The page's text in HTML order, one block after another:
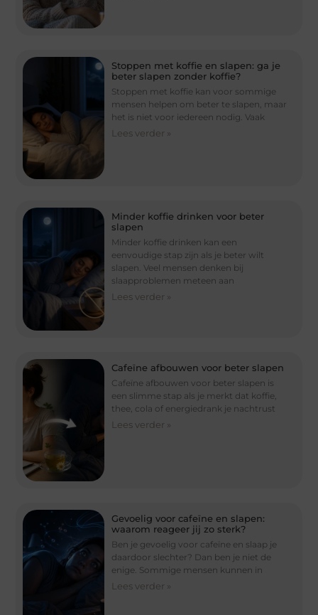
Stoppen met koffie en slapen: ga je
beter slapen zonder koffie?
Stoppen met koffie kan voor sommige
mensen helpen om beter te slapen, maar
het is niet voor iedereen nodig. Vaak
Lees verder »
Minder koffie drinken voor beter
slapen
Minder koffie drinken kan een
eenvoudige stap zijn als je beter wilt
slapen. Veel mensen denken bij
slaapproblemen meteen aan
Lees verder »
Cafeïne afbouwen voor beter slapen
Cafeïne afbouwen voor beter slapen is
een slimme stap als je merkt dat koffie,
thee, cola of energiedrank je nachtrust
Lees verder »
Gevoelig voor cafeïne en slapen:
waarom reageer jij zo sterk?
Ben je gevoelig voor cafeïne en slaap je
daardoor slechter? Dan ben je niet de
enige. Sommige mensen kunnen in
Lees verder »